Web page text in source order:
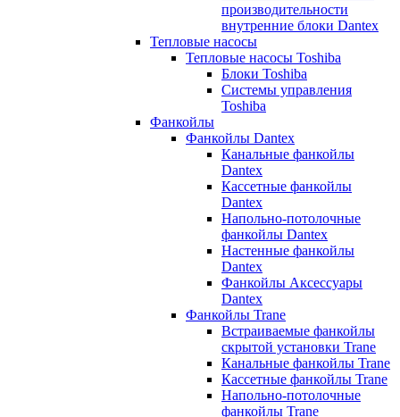
производительности
внутренние блоки Dantex
Тепловые насосы
Тепловые насосы Toshiba
Блоки Toshiba
Системы управления
Toshiba
Фанкойлы
Фанкойлы Dantex
Канальные фанкойлы
Dantex
Кассетные фанкойлы
Dantex
Напольно-потолочные
фанкойлы Dantex
Настенные фанкойлы
Dantex
Фанкойлы Аксессуары
Dantex
Фанкойлы Trane
Встраиваемые фанкойлы
скрытой установки Trane
Канальные фанкойлы Trane
Кассетные фанкойлы Trane
Напольно-потолочные
фанкойлы Trane